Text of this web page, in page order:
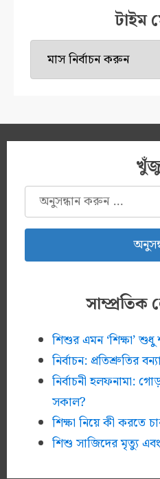
টাইম
টাইম
মেশিন
অনুসন্ধানঃ
শিশুর এমন ‘শিক্ষা’
নির্বাচন: প্রতিশ্রুতির
নির্বাচনী হলফনামা:
সকাল?
শিক্ষা নিয়ে কী করতে
শিশু সাজিদের মৃত্যু এবং